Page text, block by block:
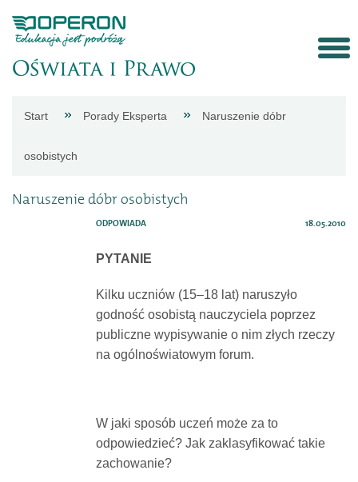
Aktualności
Start Porady Eksperta Naruszenie dóbr
osobistych
Naruszenie dóbr osobistych
ODPOWIADA 18.05.2010
PYTANIE
Kilku uczniów (15–18 lat) naruszyło
godność osobistą nauczyciela poprzez
publiczne wypisywanie o nim złych rzeczy
na ogólnoświatowym forum.
W jaki sposób uczeń może za to
odpowiedzieć? Jak zaklasyfikować takie
zachowanie?